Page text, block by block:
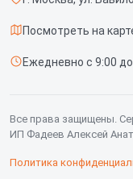
Доставка и способы
Диагностика
Контакты
Ноутбуков
Посмотреть на
Ежедневно с 9:00
Все права защищены.
ИП Фадеев Алексей
Политика